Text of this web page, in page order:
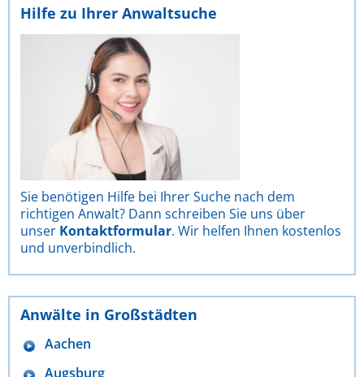
Hilfe zu Ihrer Anwaltsuche
Sie benötigen Hilfe bei Ihrer Suche nach dem
richtigen Anwalt? Dann schreiben Sie uns über
unser Kontaktformular. Wir helfen Ihnen kostenlos
und unverbindlich.
Anwälte in Großstädten
Aachen
Augsburg